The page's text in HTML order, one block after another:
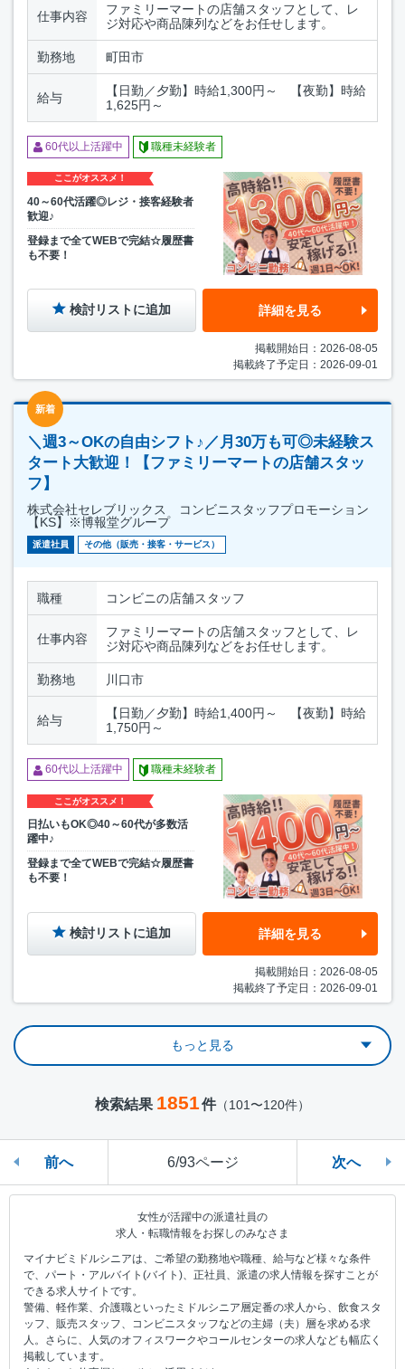
仕事内容
ファミリーマートの店舗スタッフとして、レ
ジ対応や商品陳列などをお任せします。
勤務地 町田市
給与
【日勤／夕勤】時給1,300円～ 【夜勤】時給
1,625円～
60代以上活躍中 職種未経験者
ここがオススメ！
40～60代活躍◎レジ・接客経験者
歓迎♪
登録まで全てWEBで完結☆履歴書
も不要！
検討リストに追加 詳細を見る
掲載開始日：2026-08-05
掲載終了予定日：2026-09-01
新着
＼週3～OKの自由シフト♪／月30万も可◎未経験ス
タート大歓迎！【ファミリーマートの店舗スタッ
フ】
株式会社セレブリックス コンビニスタッフプロモーション
【KS】※博報堂グループ
派遣社員 その他（販売・接客・サービス）
職種 コンビニの店舗スタッフ
仕事内容
ファミリーマートの店舗スタッフとして、レ
ジ対応や商品陳列などをお任せします。
勤務地 川口市
給与
【日勤／夕勤】時給1,400円～ 【夜勤】時給
1,750円～
60代以上活躍中 職種未経験者
ここがオススメ！
日払いもOK◎40～60代が多数活
躍中♪
登録まで全てWEBで完結☆履歴書
も不要！
検討リストに追加 詳細を見る
掲載開始日：2026-08-05
掲載終了予定日：2026-09-01
もっと見る
検索結果 1851件（101〜120件）
前へ 6/93ページ 次へ
女性が活躍中の派遣社員の
求人・転職情報をお探しのみなさま
マイナビミドルシニアは、ご希望の勤務地や職種、給与など様々な条件
で、パート・アルバイト(バイト)、正社員、派遣の求人情報を探すことが
できる求人サイトです。
警備、軽作業、介護職といったミドルシニア層定番の求人から、飲食スタ
ッフ、販売スタッフ、コンビニスタッフなどの主婦（夫）層を求める求
人。さらに、人気のオフィスワークやコールセンターの求人なども幅広く
掲載しています。